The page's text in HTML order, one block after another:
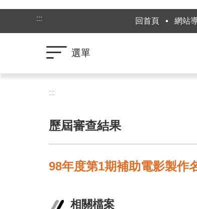
跳到主要內容區塊
:::
回首頁 網站
選單
:::
歷屆審查結果
98年度第1期補助電影製作
相關檔案